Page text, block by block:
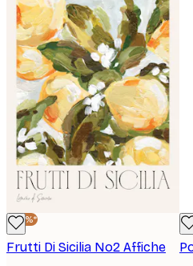
-40%*
Frutti Di Sicilia No2 Affiche
-